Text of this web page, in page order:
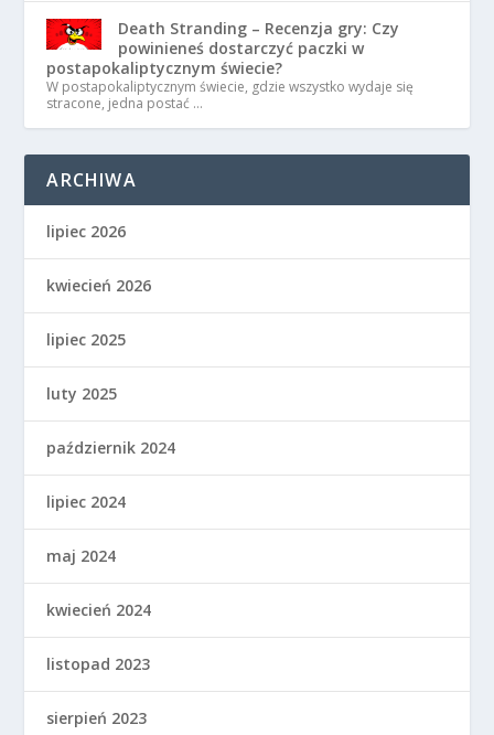
Death Stranding – Recenzja gry: Czy
powinieneś dostarczyć paczki w
postapokaliptycznym świecie?
W postapokaliptycznym świecie, gdzie wszystko wydaje się
stracone, jedna postać …
ARCHIWA
lipiec 2026
kwiecień 2026
lipiec 2025
luty 2025
październik 2024
lipiec 2024
maj 2024
kwiecień 2024
listopad 2023
sierpień 2023